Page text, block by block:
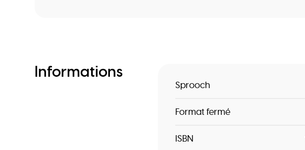
Informations
Sprooch
Format fermé
ISBN